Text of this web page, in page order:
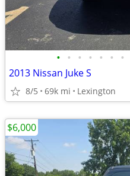
• • • • • • •
2013 Nissan Juke S
8/5 69k mi Lexington
$6,000